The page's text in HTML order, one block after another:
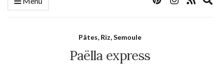
Pâtes, Riz, Semoule
Paëlla express